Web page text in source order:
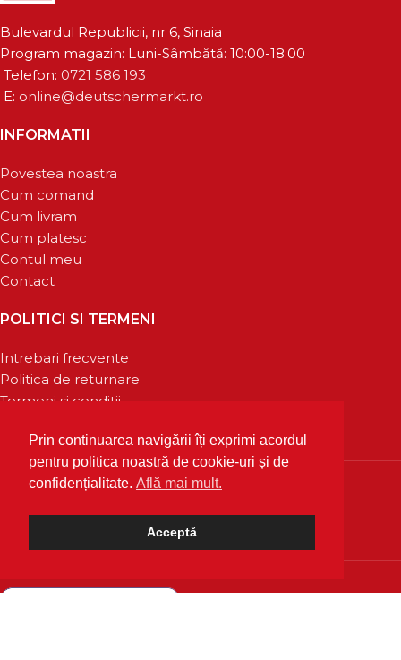
Prin continuarea navigării îți exprimi acordul
pentru politica noastră de cookie-uri și de
confidențialitate. Află mai mult.
Acceptă
Bulevardul Republicii, nr 6, Sinaia
Program magazin: Luni-Sâmbătă: 10:00-18:00
Telefon: 0721 586 193
E: online@deutschermarkt.ro
INFORMATII
Povestea noastra
Cum comand
Cum livram
Cum platesc
Contul meu
Contact
POLITICI SI TERMENI
Intrebari frecvente
Politica de returnare
Termeni si conditii